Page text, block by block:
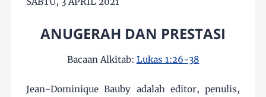
ANUGERAH DAN PRESTASI
Bacaan Alkitab: Lukas 1:26-38
Jean-Dominique Bauby adalah editor, penulis,